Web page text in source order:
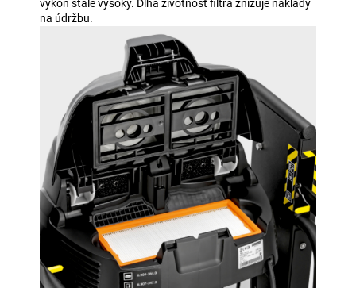
výkon stále vysoký. Dlhá životnosť filtra znižuje náklady
na údržbu.